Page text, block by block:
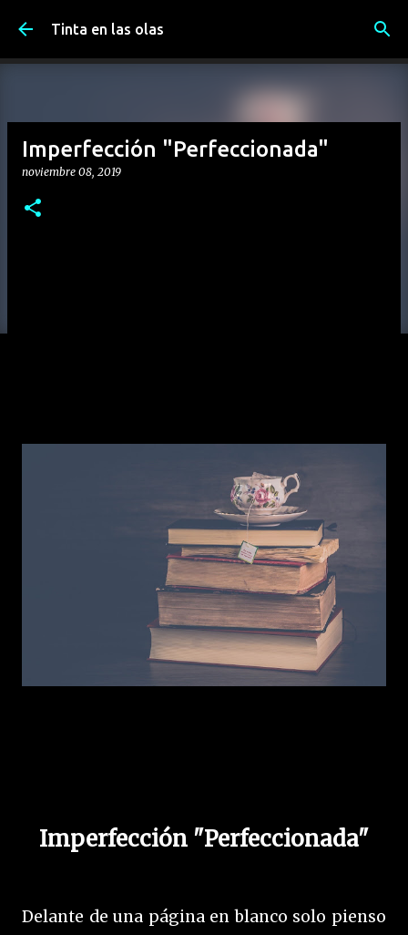
Ir al contenido principal
Tinta en las olas
Imperfección "Perfeccionada"
noviembre 08, 2019
Imperfección "Perfeccionada"
Delante de una página en blanco solo pienso